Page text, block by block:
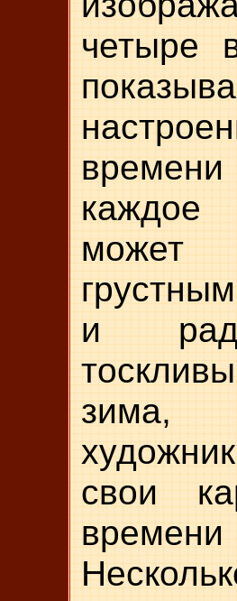
четыре
времени
и
свои